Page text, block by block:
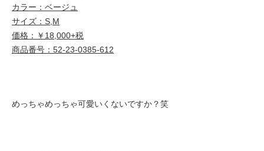
カラー：ベージュ
サイズ：S,M
価格：￥18,000+税
商品番号：52-23-0385-612
めっちゃめっちゃ可愛いくないですか？笑